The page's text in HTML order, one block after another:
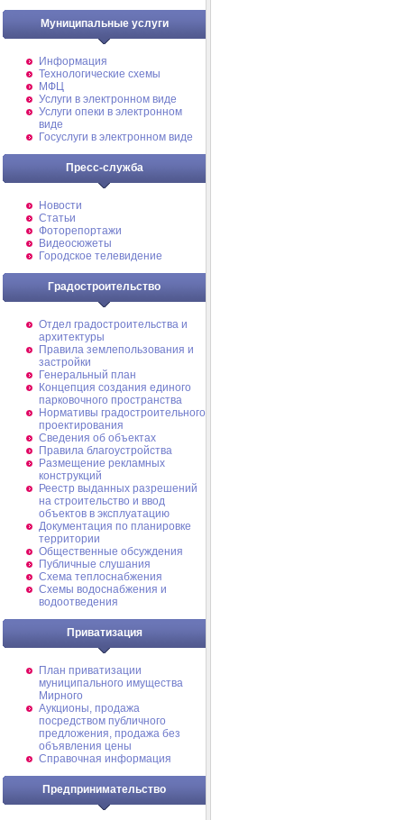
Муниципальные услуги
Информация
Технологические схемы
МФЦ
Услуги в электронном виде
Услуги опеки в электронном
виде
Госуслуги в электронном виде
Пресс-служба
Новости
Статьи
Фоторепортажи
Видеосюжеты
Городское телевидение
Градостроительство
Отдел градостроительства и
архитектуры
Правила землепользования и
застройки
Генеральный план
Концепция создания единого
парковочного пространства
Нормативы градостроительного
проектирования
Сведения об объектах
Правила благоустройства
Размещение рекламных
конструкций
Реестр выданных разрешений
на строительство и ввод
объектов в эксплуатацию
Документация по планировке
территории
Общественные обсуждения
Публичные слушания
Схема теплоснабжения
Схемы водоснабжения и
водоотведения
Приватизация
План приватизации
муниципального имущества
Мирного
Аукционы, продажа
посредством публичного
предложения, продажа без
объявления цены
Справочная информация
Предпринимательство